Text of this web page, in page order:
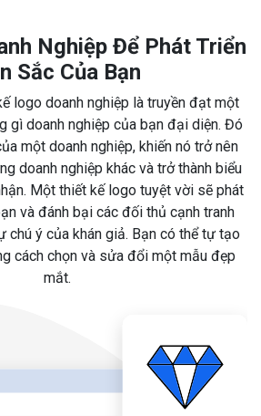
Nghiệp Để Phát Triển
Sắc Của Bạn
logo doanh nghiệp là truyền đạt một
gì doanh nghiệp của bạn đại diện. Đó
một doanh nghiệp, khiến nó trở nên
doanh nghiệp khác và trở thành biểu
Một thiết kế logo tuyệt vời sẽ phát
và đánh bại các đối thủ cạnh tranh
chú ý của khán giả. Bạn có thể tự tạo
cách chọn và sửa đổi một mẫu đẹp
mắt.